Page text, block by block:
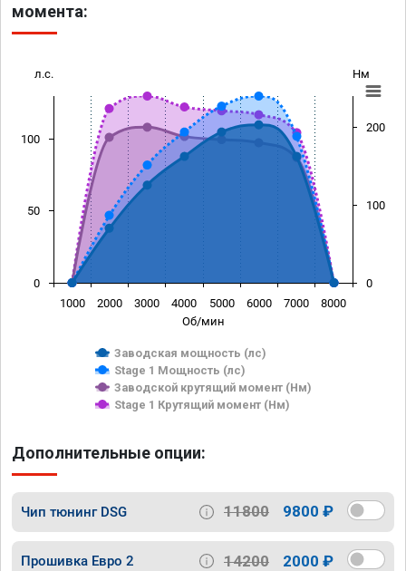
момента:
Об/мин
л.с. Нм
Заводская мощность (лс)
Stage 1 Мощность (лс)
Заводской крутящий момент (Нм)
Stage 1 Крутящий момент (Нм)
1000 2000 3000 4000 5000 6000 7000 8000
0
50
100
0
100
200
Дополнительные опции:
Чип тюнинг DSG 11800 9800 ₽
Прошивка Евро 2 14200 2000 ₽